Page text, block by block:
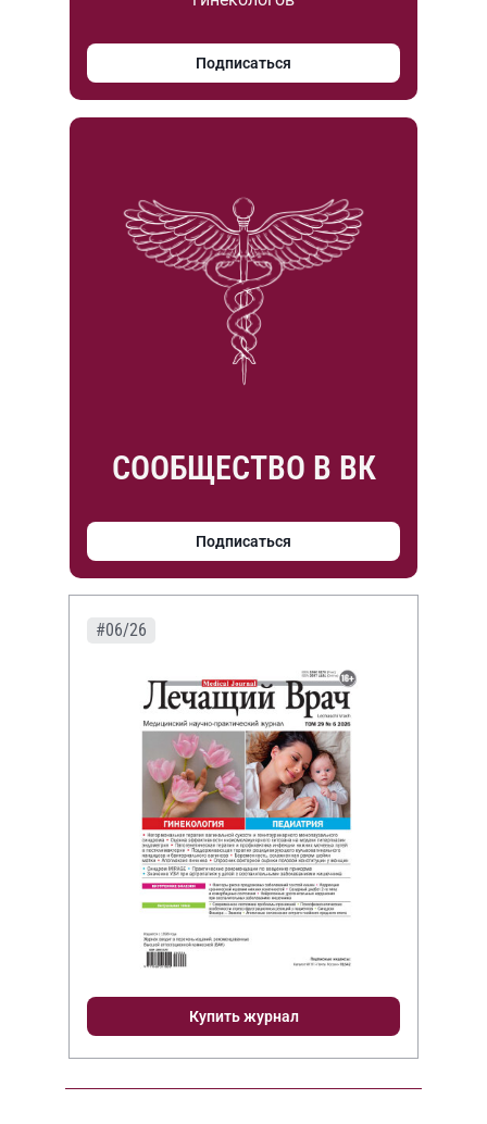
Подписаться
СООБЩЕСТВО В ВК
Подписаться
#06/26
Купить журнал